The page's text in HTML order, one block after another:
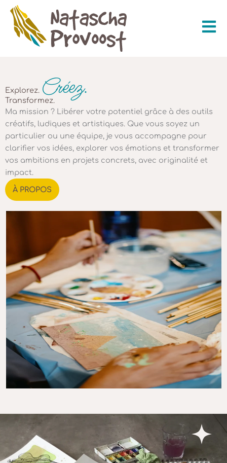
Aller
contenu
Explorez. Créez.
Transformez.
Ma mission ? Libérer votre potentiel grâce à des outils
créatifs, ludiques et artistiques. Que vous soyez un
particulier ou une équipe, je vous accompagne pour
clarifier vos idées, explorer vos émotions et transformer
vos ambitions en projets concrets, avec originalité et
impact.
À PROPOS